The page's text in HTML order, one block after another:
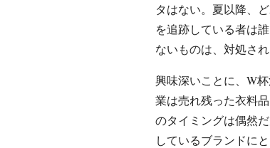
タはない。夏以降、
を追跡している者は
ないものは、対処され
興味深いことに、W
業は売れ残った衣料
のタイミングは偶然
しているブランドに